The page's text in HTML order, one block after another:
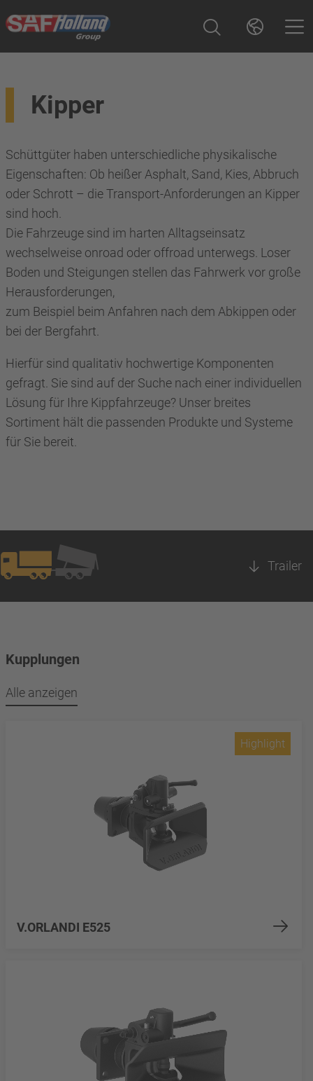
Kipper
Schüttgüter haben unterschiedliche physikalische
Eigenschaften: Ob heißer Asphalt, Sand, Kies, Abbruch
oder Schrott – die Transport-Anforderungen an Kipper
sind hoch.
Die Fahrzeuge sind im harten Alltagseinsatz
wechselweise onroad oder offroad unterwegs. Loser
Boden und Steigungen stellen das Fahrwerk vor große
Herausforderungen,
zum Beispiel beim Anfahren nach dem Abkippen oder
bei der Bergfahrt.
Hierfür sind qualitativ hochwertige Komponenten
gefragt. Sie sind auf der Suche nach einer individuellen
Lösung für Ihre Kippfahrzeuge? Unser breites
Sortiment hält die passenden Produkte und Systeme
für Sie bereit.
Trailer
Kupplungen
Alle anzeigen
V.ORLANDI E525
Highlight